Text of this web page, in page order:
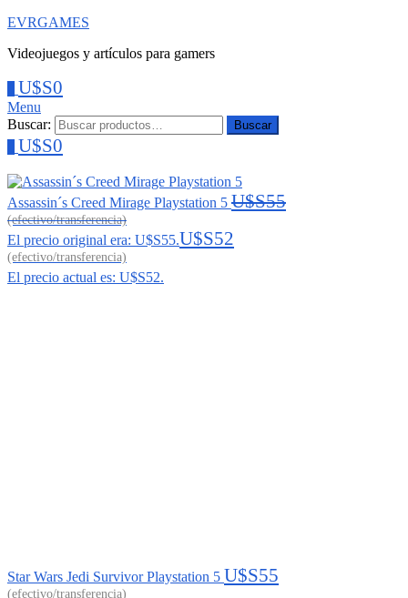
EVRGAMES
Videojuegos y artículos para gamers
U$S0
Menu
Buscar:
Buscar
U$S0
Assassin´s Creed Mirage Playstation 5 U$S55
El precio original era: U$S55.U$S52
El precio actual es: U$S52.
Star Wars Jedi Survivor Playstation 5 U$S55